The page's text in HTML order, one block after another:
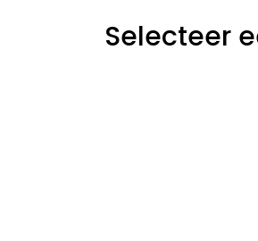
Selecteer